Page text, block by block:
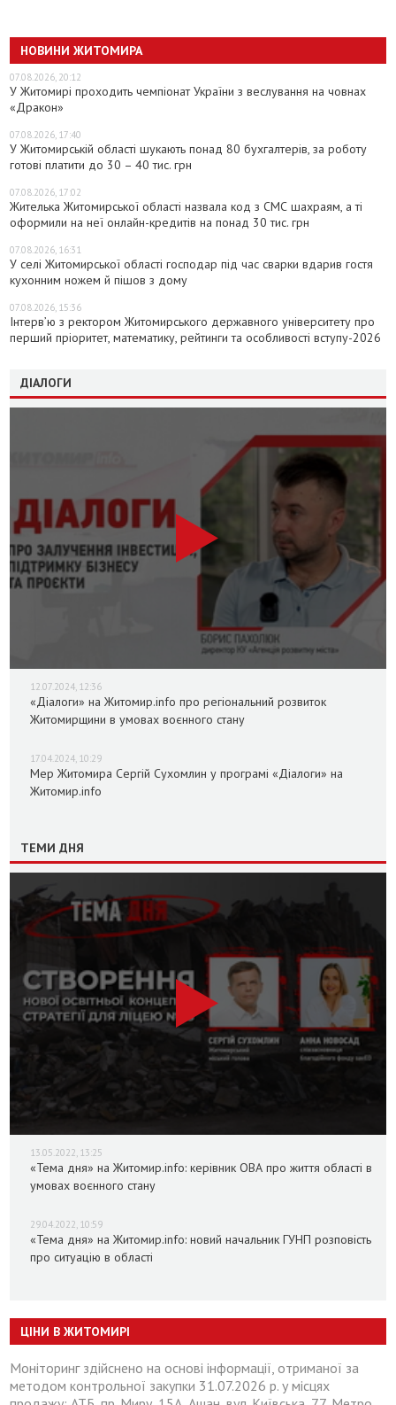
НОВИНИ ЖИТОМИРА
07.08.2026, 20:12
У Житомирі проходить чемпіонат України з веслування на човнах
«Дракон»
07.08.2026, 17:40
У Житомирській області шукають понад 80 бухгалтерів, за роботу
готові платити до 30 – 40 тис. грн
07.08.2026, 17:02
Жителька Житомирської області назвала код з СМС шахраям, а ті
оформили на неї онлайн-кредитів на понад 30 тис. грн
07.08.2026, 16:31
У селі Житомирської області господар під час сварки вдарив гостя
кухонним ножем й пішов з дому
07.08.2026, 15:36
Інтерв’ю з ректором Житомирського державного університету про
перший пріоритет, математику, рейтинги та особливості вступу-2026
ДІАЛОГИ
12.07.2024, 12:36
«Діалоги» на Житомир.info про регіональний розвиток
Житомирщини в умовах воєнного стану
17.04.2024, 10:29
Мер Житомира Сергій Сухомлин у програмі «Діалоги» на
Житомир.info
ТЕМИ ДНЯ
13.05.2022, 13:25
«Тема дня» на Житомир.info: керівник ОВА про життя області в
умовах воєнного стану
29.04.2022, 10:59
«Тема дня» на Житомир.info: новий начальник ГУНП розповість
про ситуацію в області
ЦІНИ В ЖИТОМИРІ
Моніторинг здійснено на основі інформації, отриманої за
методом контрольної закупки 31.07.2026 р. у місцях